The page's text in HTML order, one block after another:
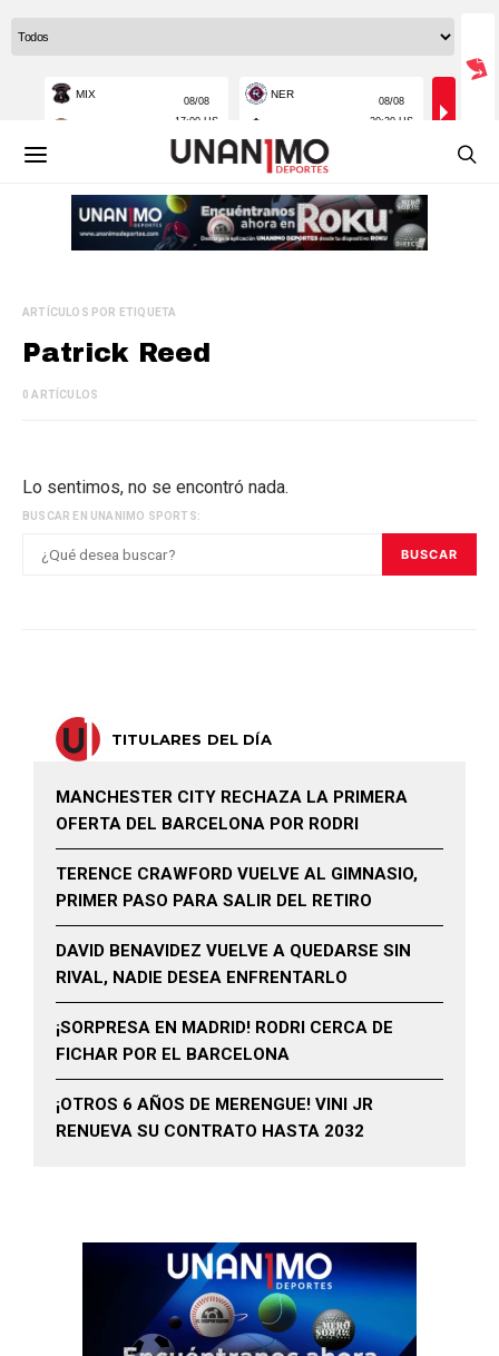
ARTÍCULOS POR ETIQUETA
Patrick Reed
0 ARTÍCULOS
Lo sentimos, no se encontró nada.
BUSCAR EN UNANIMO SPORTS:
BUSCAR
TITULARES DEL DÍA
MANCHESTER CITY RECHAZA LA PRIMERA
OFERTA DEL BARCELONA POR RODRI
TERENCE CRAWFORD VUELVE AL GIMNASIO,
PRIMER PASO PARA SALIR DEL RETIRO
DAVID BENAVIDEZ VUELVE A QUEDARSE SIN
RIVAL, NADIE DESEA ENFRENTARLO
¡SORPRESA EN MADRID! RODRI CERCA DE
FICHAR POR EL BARCELONA
¡OTROS 6 AÑOS DE MERENGUE! VINI JR
RENUEVA SU CONTRATO HASTA 2032